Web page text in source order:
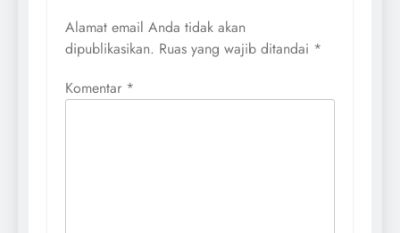
Alamat email Anda tidak akan
dipublikasikan. Ruas yang wajib ditandai *
Komentar *